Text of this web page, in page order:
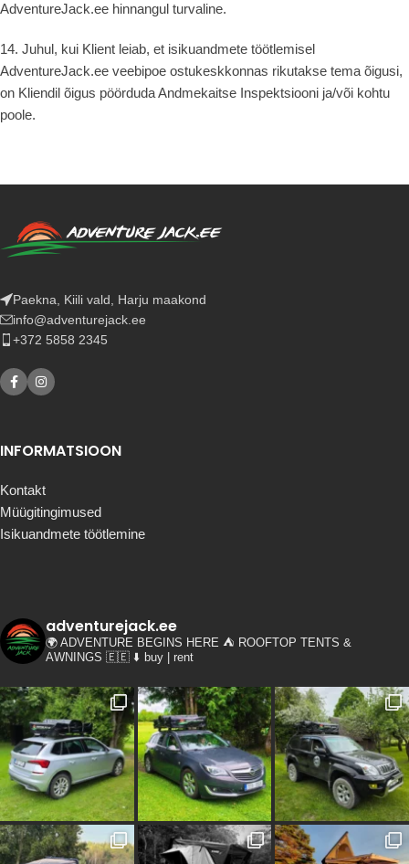
AdventureJack.ee hinnangul turvaline.
14. Juhul, kui Klient leiab, et isikuandmete töötlemisel
AdventureJack.ee veebipoe ostukeskkonnas rikutakse tema õigusi,
on Kliendil õigus pöörduda Andmekaitse Inspektsiooni ja/või kohtu
poole.
Paekna, Kiili vald, Harju maakond
info@adventurejack.ee
+372 5858 2345
INFORMATSIOON
Kontakt
Müügitingimused
Isikuandmete töötlemine
adventurejack.ee
🌍 ADVENTURE BEGINS HERE ⛺️ ROOFTOP TENTS &
AWNINGS 🇪🇪 ⬇️ buy | rent